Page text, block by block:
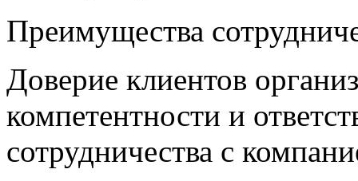
Преимущества
Доверие клиентов
компетентности и
сотрудничества с